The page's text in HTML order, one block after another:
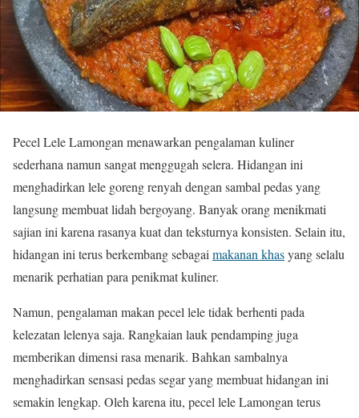
Pecel Lele Lamongan menawarkan pengalaman kuliner
sederhana namun sangat menggugah selera. Hidangan ini
menghadirkan lele goreng renyah dengan sambal pedas yang
langsung membuat lidah bergoyang. Banyak orang menikmati
sajian ini karena rasanya kuat dan teksturnya konsisten. Selain itu,
hidangan ini terus berkembang sebagai makanan khasyang selalu
menarik perhatian para penikmat kuliner.
Namun, pengalaman makan pecel lele tidak berhenti pada
kelezatan lelenya saja. Rangkaian lauk pendamping juga
memberikan dimensi rasa menarik. Bahkan sambalnya
menghadirkan sensasi pedas segar yang membuat hidangan ini
semakin lengkap. Oleh karena itu, pecel lele Lamongan terus